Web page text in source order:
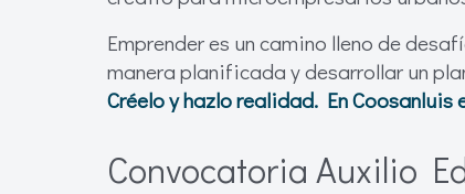
Emprender es un camino lleno de
manera planificada y desarrollar un
Créelo y hazlo realidad. En
Convocatoria Auxilio